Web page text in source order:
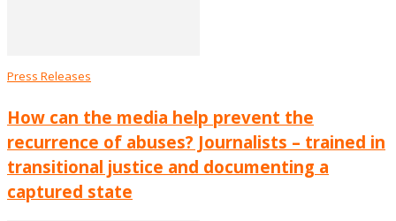
Press Releases
How can the media help prevent the
recurrence of abuses? Journalists – trained in
transitional justice and documenting a
captured state